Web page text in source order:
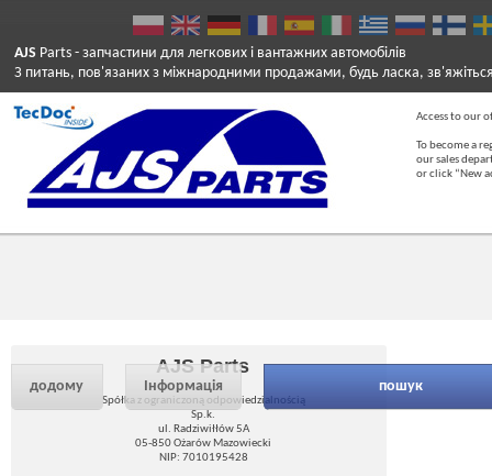
AJS Parts - запчастини для легкових і вантажних автомобілів
З питань, пов'язаних з міжнародними продажами, будь ласка,
Access to our
To become a
our sales
or click “New
додому Інформація пошук
AJS Parts
Spółka z ograniczoną odpowiedzialnością
Sp.k.
ul. Radziwiłłów 5A
05-850 Ożarów Mazowiecki
NIP: 7010195428